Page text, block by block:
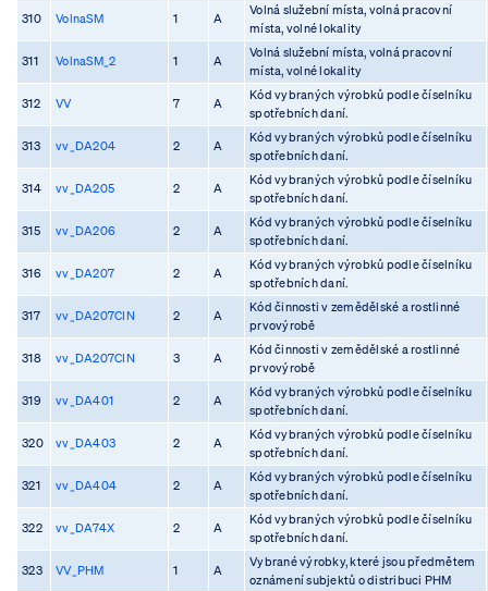
310 VolnaSM 1 A
Volná služební místa, volná pracovní
místa, volné lokality
311 VolnaSM_2 1 A
Volná služební místa, volná pracovní
místa, volné lokality
312 VV 7 A
Kód vybraných výrobků podle číselníku
spotřebních daní.
313 vv_DA204 2 A
Kód vybraných výrobků podle číselníku
spotřebních daní.
314 vv_DA205 2 A
Kód vybraných výrobků podle číselníku
spotřebních daní.
315 vv_DA206 2 A
Kód vybraných výrobků podle číselníku
spotřebních daní.
316 vv_DA207 2 A
Kód vybraných výrobků podle číselníku
spotřebních daní.
317 vv_DA207CIN 2 A
Kód činnosti v zemědělské a rostlinné
prvovýrobě
318 vv_DA207CIN 3 A
Kód činnosti v zemědělské a rostlinné
prvovýrobě
319 vv_DA401 2 A
Kód vybraných výrobků podle číselníku
spotřebních daní.
320 vv_DA403 2 A
Kód vybraných výrobků podle číselníku
spotřebních daní.
321 vv_DA404 2 A
Kód vybraných výrobků podle číselníku
spotřebních daní.
322 vv_DA74X 2 A
Kód vybraných výrobků podle číselníku
spotřebních daní.
323 VV_PHM 1 A
Vybrané výrobky, které jsou předmětem
oznámení subjektů o distribuci PHM